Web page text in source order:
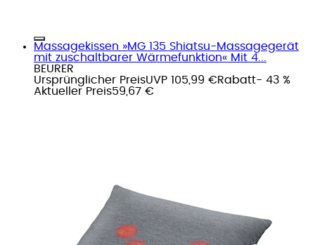
Massagekissen »MG 135 Shiatsu-Massagegerät
mit zuschaltbarer Wärmefunktion« Mit 4...
BEURER
Ursprünglicher PreisUVP 105,99 €Rabatt- 43 %
Aktueller Preis59,67 €